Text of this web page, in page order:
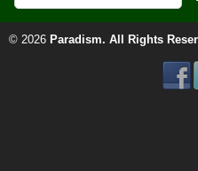
© 2026 Paradism. All Rights